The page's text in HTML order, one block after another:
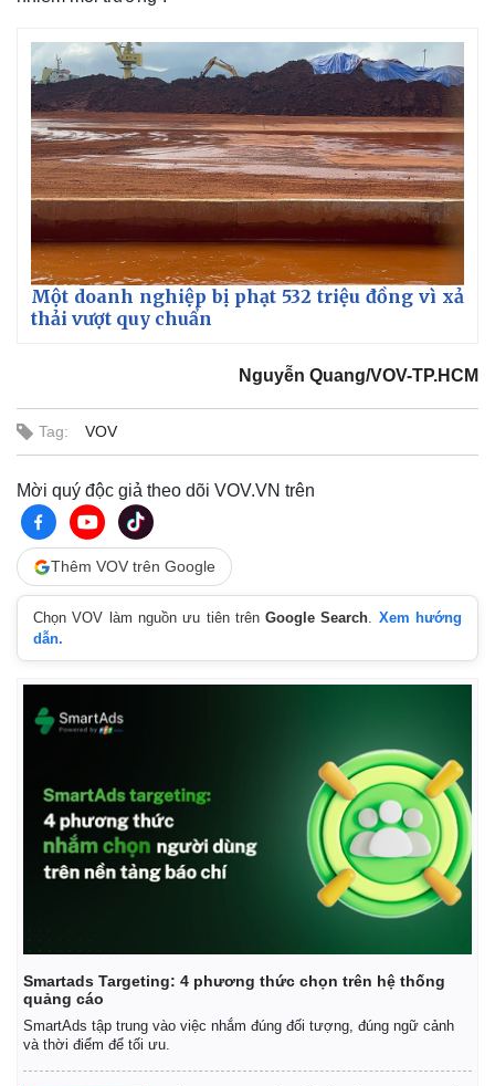
Quan sát
Cuộc sống đó đây
Hồ sơ
Video
Ảnh
E-Magazine
Infographic
Một doanh nghiệp bị phạt 532 triệu đồng vì xả
thải vượt quy chuẩn
Nguyễn Quang/VOV-TP.HCM
Tag: VOV
Mời quý độc giả theo dõi VOV.VN trên
Thêm VOV trên Google
Chọn VOV làm nguồn ưu tiên trênGoogle Search. Xem hướng
dẫn.
Smartads Targeting: 4 phương thức chọn trên hệ thống
quảng cáo
SmartAds tập trung vào việc nhắm đúng đối tượng, đúng ngữ cảnh
và thời điểm để tối ưu.